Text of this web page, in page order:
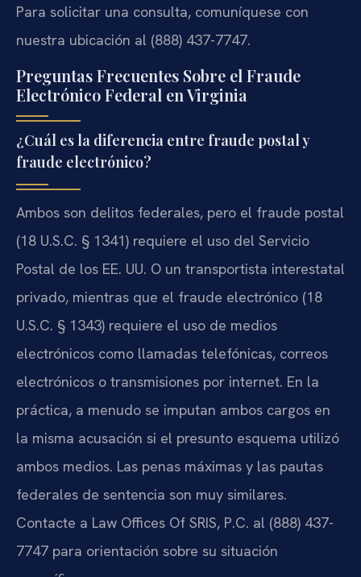
Para solicitar una consulta, comuníquese con
nuestra ubicación al (888) 437-7747.
Preguntas Frecuentes Sobre el Fraude
Electrónico Federal en Virginia
¿Cuál es la diferencia entre fraude postal y
fraude electrónico?
Ambos son delitos federales, pero el fraude postal
(18 U.S.C. § 1341) requiere el uso del Servicio
Postal de los EE. UU. O un transportista interestatal
privado, mientras que el fraude electrónico (18
U.S.C. § 1343) requiere el uso de medios
electrónicos como llamadas telefónicas, correos
electrónicos o transmisiones por internet. En la
práctica, a menudo se imputan ambos cargos en
la misma acusación si el presunto esquema utilizó
ambos medios. Las penas máximas y las pautas
federales de sentencia son muy similares.
Contacte a Law Offices Of SRIS, P.C. al (888) 437-
7747 para orientación sobre su situación